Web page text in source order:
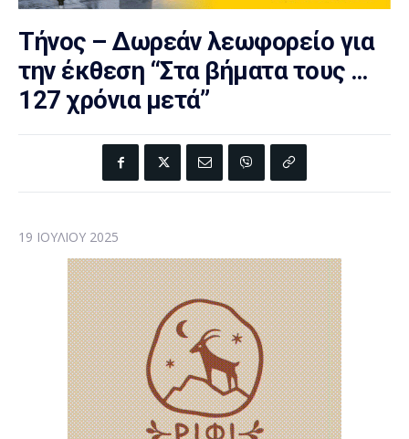
Τήνος – Δωρεάν λεωφορείο για
την έκθεση “Στα βήματα τους …
127 χρόνια μετά”
19 ΙΟΥΛΊΟΥ 2025